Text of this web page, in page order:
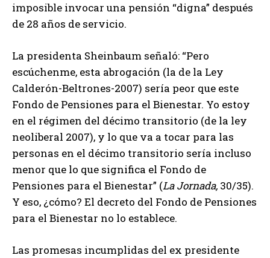
imposible invocar una pensión “digna” después
de 28 años de servicio.
La presidenta Sheinbaum señaló: “Pero
escúchenme, esta abrogación (la de la Ley
Calderón-Beltrones-2007) sería peor que este
Fondo de Pensiones para el Bienestar. Yo estoy
en el régimen del décimo transitorio (de la ley
neoliberal 2007), y lo que va a tocar para las
personas en el décimo transitorio sería incluso
menor que lo que significa el Fondo de
Pensiones para el Bienestar” (La Jornada, 30/35).
Y eso, ¿cómo? El decreto del Fondo de Pensiones
para el Bienestar no lo establece.
Las promesas incumplidas del ex presidente